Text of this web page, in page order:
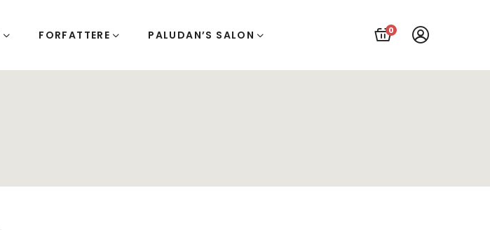
FORFATTERE PALUDAN’S SALON 0